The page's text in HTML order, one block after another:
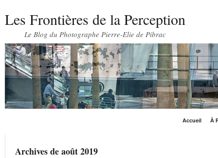
Les Frontières de la Perception
Le Blog du Photographe Pierre-Elie de Pibrac
Accueil À
Archives de août 2019